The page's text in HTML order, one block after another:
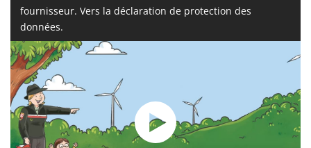
fournisseur. Vers la déclaration de protection des
données.